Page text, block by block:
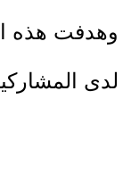
وهدفت هذه
لدى